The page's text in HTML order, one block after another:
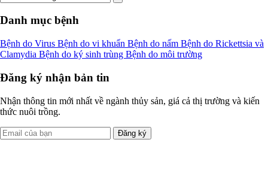
Danh mục bệnh
Bệnh do Virus Bệnh do vi khuẩn Bệnh do nấm Bệnh do Rickettsia và
Clamydia Bệnh do ký sinh trùng Bệnh do môi trường
Đăng ký nhận bản tin
Nhận thông tin mới nhất về ngành thủy sản, giá cả thị trường và kiến
thức nuôi trồng.
Đăng ký